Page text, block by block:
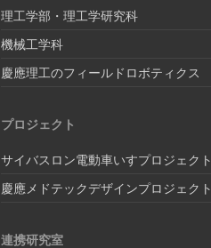
理工学部・理工学研究科
機械工学科
慶應理工のフィールドロボティクス
プロジェクト
サイバスロン電動車いすプロジェクト
慶應メドテックデザインプロジェクト
連携研究室